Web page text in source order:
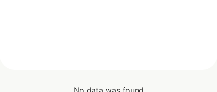
No data was found